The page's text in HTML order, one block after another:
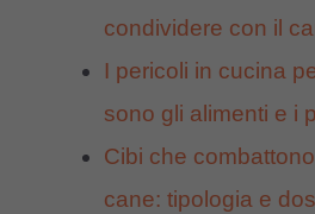
condividere con il
I pericoli in cucina
sono gli alimenti e i
Cibi che
cane: tipologia e